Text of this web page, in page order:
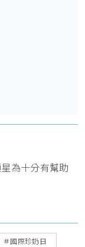
為十分有幫助
＃國際珍奶日